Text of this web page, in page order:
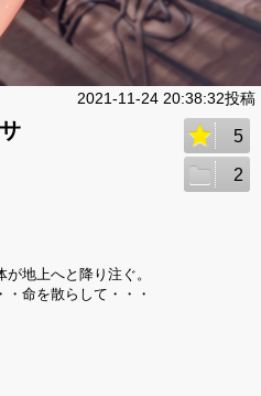
2021-11-24 20:38:32投稿
5
2
地上へと降り注ぐ。
命を散らして・・・